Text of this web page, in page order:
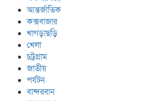
আন্তর্জাতিক
কক্সবাজার
খাগড়াছড়ি
খেলা
চট্রগ্রাম
জাতীয়
পর্যটন
বান্দরবান